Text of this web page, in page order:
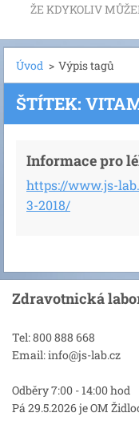
ŽE KDYKOLIV
Úvod > Výpis tagů
ŠTÍTEK:
Informace pro
https://www.js-
3-2018/
Zdravotnická
Tel: 800 888 668
Email: info@js-lab.cz
Odběry 7:00 - 14:00 hod
Pá 29.5.2026 je OM